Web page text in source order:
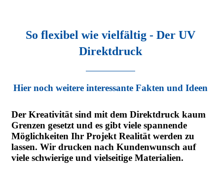
So flexibel wie vielfältig - Der UV
Direktdruck
Hier noch weitere interessante Fakten und Ideen
Der Kreativität sind mit dem Direktdruck kaum
Grenzen gesetzt und es gibt viele spannende
Möglichkeiten Ihr Projekt Realität werden zu
lassen. Wir drucken nach Kundenwunsch auf
viele schwierige und vielseitige Materialien.